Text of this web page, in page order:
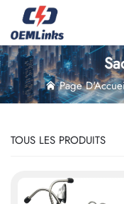
Page
TOUS LES PRODUITS